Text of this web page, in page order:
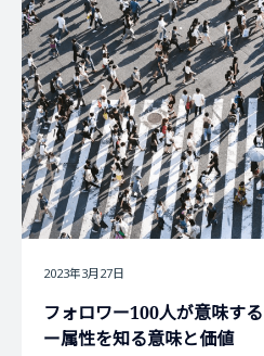
2023年3月27日
フォロワー100人が意味す
ー属性を知る意味と価値